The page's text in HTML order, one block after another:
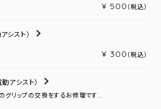
¥ 500 （税込）
シスト）
¥ 300 （税込）
動アシスト）
グリップの交換をするお修理です...